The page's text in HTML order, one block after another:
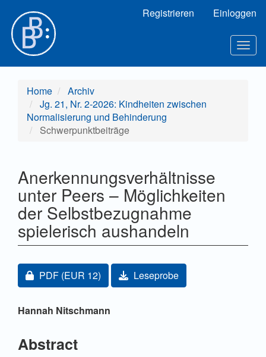
Hauptinhalt
Sidebar
Registrieren Einloggen
Home
Archiv
Jg. 21, Nr. 2-2026: Kindheiten zwischen
Normalisierung und Behinderung
Schwerpunktbeiträge
Anerkennungsverhältnisse
unter Peers – Möglichkeiten
der Selbstbezugnahme
spielerisch aushandeln
Artikel-Sidebar
Zugang für Abonnent/innen oder durch Zahlung einer
PDF (EUR 12) Leseprobe
Hauptsächlicher Artikelinhalt
Hannah Nitschmann
Abstract